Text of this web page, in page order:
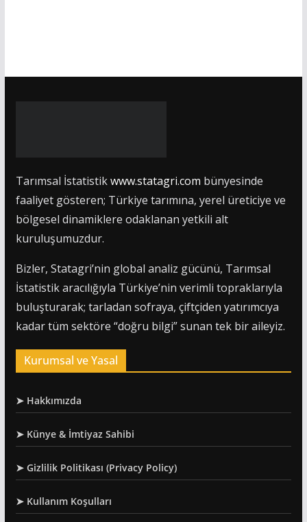
Tarımsal İstatistikwww.statagri.com bünyesinde
faaliyet gösteren; Türkiye tarımına, yerel üreticiye ve
bölgesel dinamiklere odaklanan yetkili alt
kuruluşumuzdur.
Bizler, Statagri’nin global analiz gücünü, Tarımsal
İstatistik aracılığıyla Türkiye’nin verimli topraklarıyla
buluşturarak; tarladan sofraya, çiftçiden yatırımcıya
kadar tüm sektöre “doğru bilgi” sunan tek bir aileyiz.
Kurumsal ve Yasal
➤ Hakkımızda
➤ Künye & İmtiyaz Sahibi
➤ Gizlilik Politikası (Privacy Policy)
➤ Kullanım Koşulları